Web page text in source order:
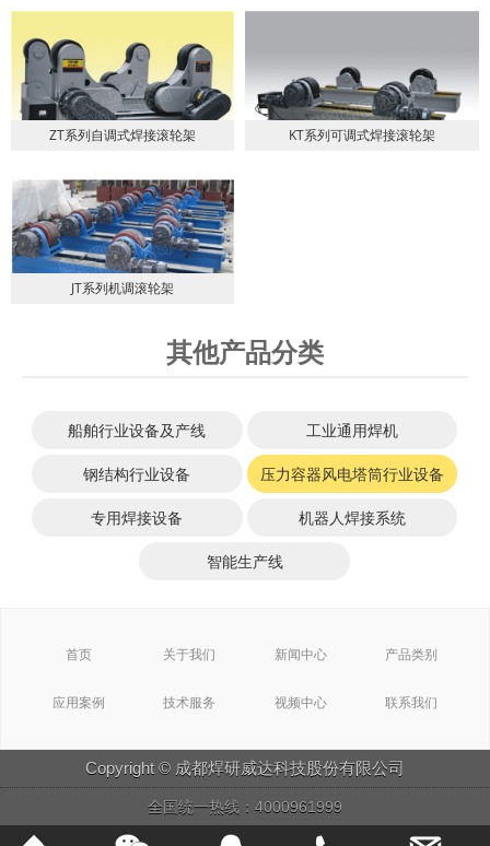
ZT系列自调式焊接滚轮架 KT系列可调式焊接滚轮架
JT系列机调滚轮架
其他产品分类
船舶行业设备及产线 工业通用焊机
钢结构行业设备 压力容器风电塔筒行业设备
专用焊接设备 机器人焊接系统
智能生产线
首页 关于我们 新闻中心 产品类别
应用案例 技术服务 视频中心 联系我们
Copyright © 成都焊研威达科技股份有限公司
全国统一热线：4000961999